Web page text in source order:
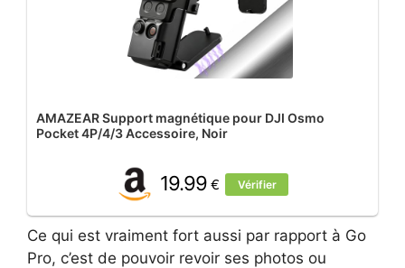
AMAZEAR Support magnétique pour DJI Osmo
Pocket 4P/4/3 Accessoire, Noir
19.99€ Vérifier
Ce qui est vraiment fort aussi par rapport à Go
Pro, c’est de pouvoir revoir ses photos ou